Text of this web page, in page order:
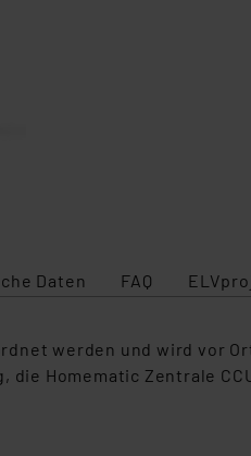
Daten FAQ
werden und wird vor
Homematic Zentrale